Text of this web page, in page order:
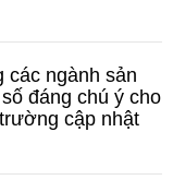
các ngành sản
đáng chú ý cho
cập nhật